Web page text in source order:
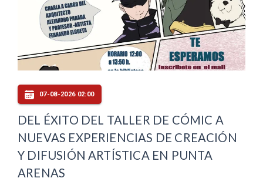
07-08-2026 02:00
DEL ÉXITO DEL TALLER DE CÓMIC A
NUEVAS EXPERIENCIAS DE CREACIÓN
Y DIFUSIÓN ARTÍSTICA EN PUNTA
ARENAS